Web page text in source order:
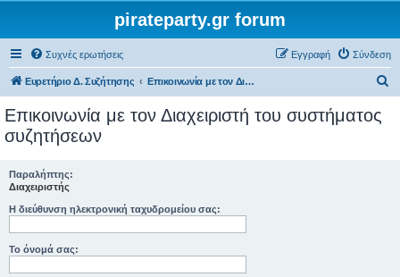
pirateparty.gr forum
Συχνές ερωτήσεις Σύνδεση
Εγγραφή
Ευρετήριο Δ. Συζήτησης Επικοινωνία με τον Διαχειριστή του συστήματος συζητήσεων
Επικοινωνία με τον Διαχειριστή του συστήματος
συζητήσεων
Παραλήπτης:
Διαχειριστής
Η διεύθυνση ηλεκτρονική ταχυδρομείου σας:
Το όνομά σας: